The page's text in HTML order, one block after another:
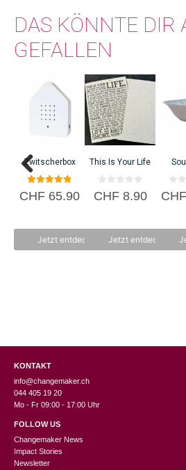
DAS KÖNNTE DIR
GEFALLEN
Zwitscherbox
4.87
von 5
CHF65.90
Jetzt entdecken
This Is Your Life
0
v
CHF8.90
Jetzt entdecken
0
v
CHF
KONTAKT
info@changemaker.ch
044 405 19 20
Mo - Fr 09:00 - 17:00 Uhr
FOLLOW US
Changemaker News
Impact Stories
Newsletter